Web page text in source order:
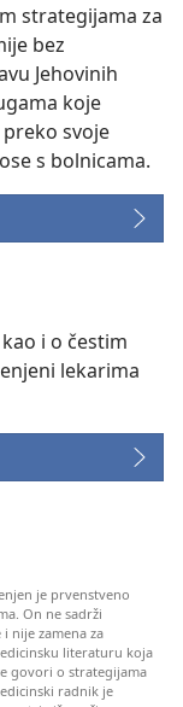
strategijama za
bez
Jehovinih
koje
svoje
s bolnicama.
i o čestim
lekarima
je prvenstveno
On ne sadrži
nije zamena za
literaturu koja
govori o strategijama
radnik je